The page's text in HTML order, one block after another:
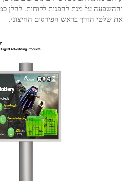
וההשפעה על מנת להפנות לקוחות. להלן
את שלטי הדרך בראש הפירסום החיצוני.